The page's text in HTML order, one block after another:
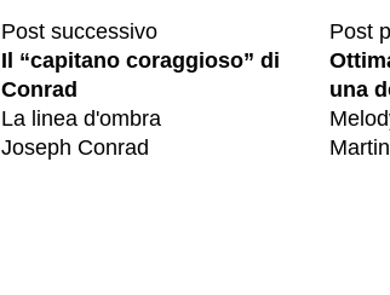
Post successivo
Il “capitano coraggioso” di
Conrad
La linea d'ombra
Joseph Conrad
Post
una